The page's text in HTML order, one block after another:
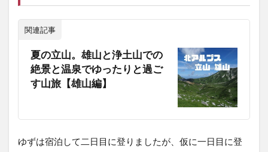
関連記事
夏の立山。雄山と浄土山での
絶景と温泉でゆったりと過ご
す山旅【雄山編】
ゆずは宿泊して二日目に登りましたが、仮に一日目に登